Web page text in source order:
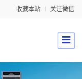
收藏本站 关注微信